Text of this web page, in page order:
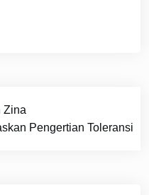
Zina
Pengertian Toleransi